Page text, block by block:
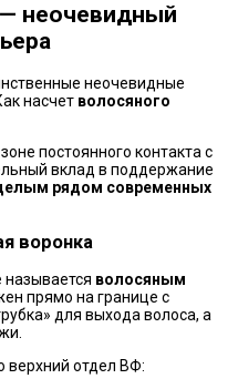
неочевидный
неочевидные
насчет волосяного
постоянного контакта с
вклад в поддержание
рядом современных
воронка
волосяным
прямо на границе с
для выхода волоса, а
верхний отдел ВФ: